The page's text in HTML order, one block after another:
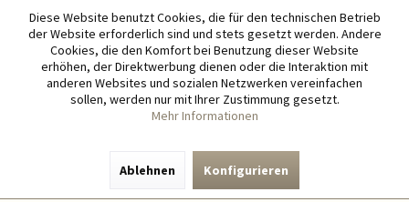
Diese Website benutzt Cookies, die für den technischen Betrieb
der Website erforderlich sind und stets gesetzt werden. Andere
Cookies, die den Komfort bei Benutzung dieser Website
erhöhen, der Direktwerbung dienen oder die Interaktion mit
anderen Websites und sozialen Netzwerken vereinfachen
sollen, werden nur mit Ihrer Zustimmung gesetzt.
Mehr Informationen
Ablehnen Konfigurieren